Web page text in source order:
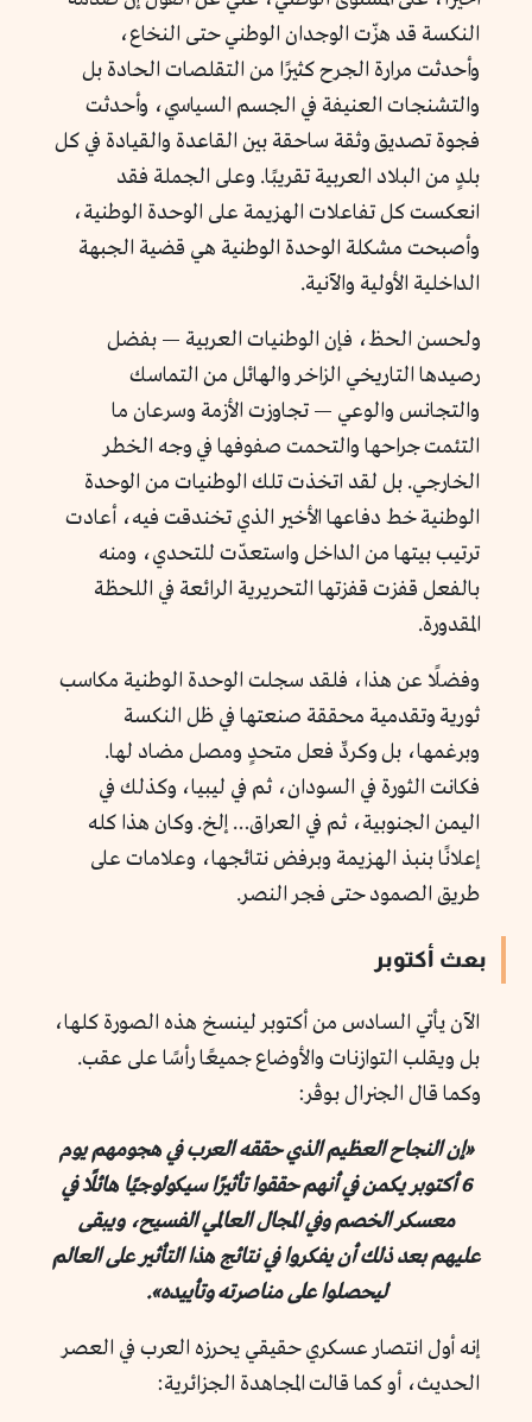
النكسة قد هزّت الوجدان الوطني حتى النخاع،
وأحدثت مرارة الجرح كثيرًا من التقلصات الحادة بل
والتشنجات العنيفة في الجسم السياسي، وأحدثت
فجوة تصديق وثقة ساحقة بين القاعدة والقيادة في كل
بلدٍ من البلاد العربية تقريبًا. وعلى الجملة فقد
انعكست كل تفاعلات الهزيمة على الوحدة الوطنية،
وأصبحت مشكلة الوحدة الوطنية هي قضية الجبهة
الداخلية الأولية والآنية.
ولحسن الحظ، فإن الوطنيات العربية — بفضل
رصيدها التاريخي الزاخر والهائل من التماسك
والتجانس والوعي — تجاوزت الأزمة وسرعان ما
التئمت جراحها والتحمت صفوفها في وجه الخطر
الخارجي. بل لقد اتخذت تلك الوطنيات من الوحدة
الوطنية خط دفاعها الأخير الذي تخندقت فيه، أعادت
ترتيب بيتها من الداخل واستعدّت للتحدي، ومنه
بالفعل قفزت قفزتها التحريرية الرائعة في اللحظة
المقدورة.
وفضلًا عن هذا، فلقد سجلت الوحدة الوطنية مكاسب
ثورية وتقدمية محققة صنعتها في ظل النكسة
وبرغمها، بل وكردِّ فعل متحدٍ ومصل مضاد لها.
فكانت الثورة في السودان، ثم في ليبيا، وكذلك في
اليمن الجنوبية، ثم في العراق… إلخ. وكان هذا كله
إعلانًا بنبذ الهزيمة وبرفض نتائجها، وعلامات على
طريق الصمود حتى فجر النصر.
بعث أكتوبر
الآن يأتي السادس من أكتوبر لينسخ هذه الصورة كلها،
بل ويقلب التوازنات والأوضاع جميعًا رأسًا على عقب.
وكما قال الجنرال بـوڤر:
«إن النجاح العظيم الذي حققه العرب في هجومهم يوم
6 أكتوبر يكمن في أنهم حققوا تأثيرًا سيكولوجيًا هائلًا في
معسكر الخصم وفي المجال العالمي الفسيح، ويبقى
عليهم بعد ذلك أن يفكروا في نتائج هذا التأثير على العالم
ليحصلوا على مناصرته وتأييده».
إنه أول انتصار عسكري حقيقي يحرزه العرب في العصر
الحديث، أو كما قالت المجاهدة الجزائرية: